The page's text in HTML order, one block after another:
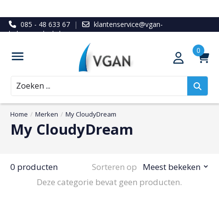
085 - 48 633 67 |
klantenservice@vgan-
ledenvoordeel.nl
Zoeken
Home / Merken / My CloudyDream
My CloudyDream
0 producten Sorteren op
Meest bekeken
Deze categorie bevat geen producten.